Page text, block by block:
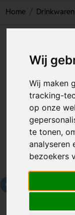
Wij
Wij maken
tracking-
op onze
te tonen,
analyseren
bezoekers
Home Drinkwaren
Artikelnummer: